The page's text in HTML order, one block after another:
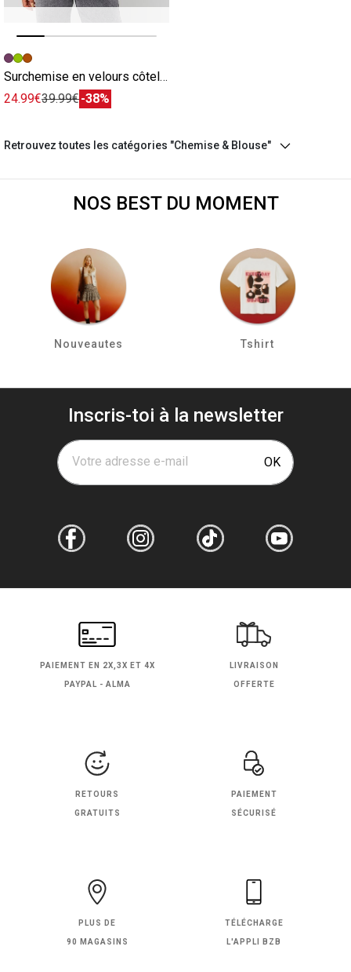
Image précédente
Image suivante
Surchemise en velours côtelé violette
24.99€39.99€-38%
Retrouvez toutes les catégories "Chemise & Blouse"
NOS BEST DU MOMENT
Nouveautes Tshirt
Inscris-toi à la newsletter
Votre adresse e-mail OK
PAIEMENT EN 2X,3X ET 4X
PAYPAL - ALMA
LIVRAISON
OFFERTE
RETOURS
GRATUITS
PAIEMENT
SÉCURISÉ
PLUS DE
90 MAGASINS
TÉLÉCHARGE
L'APPLI BZB